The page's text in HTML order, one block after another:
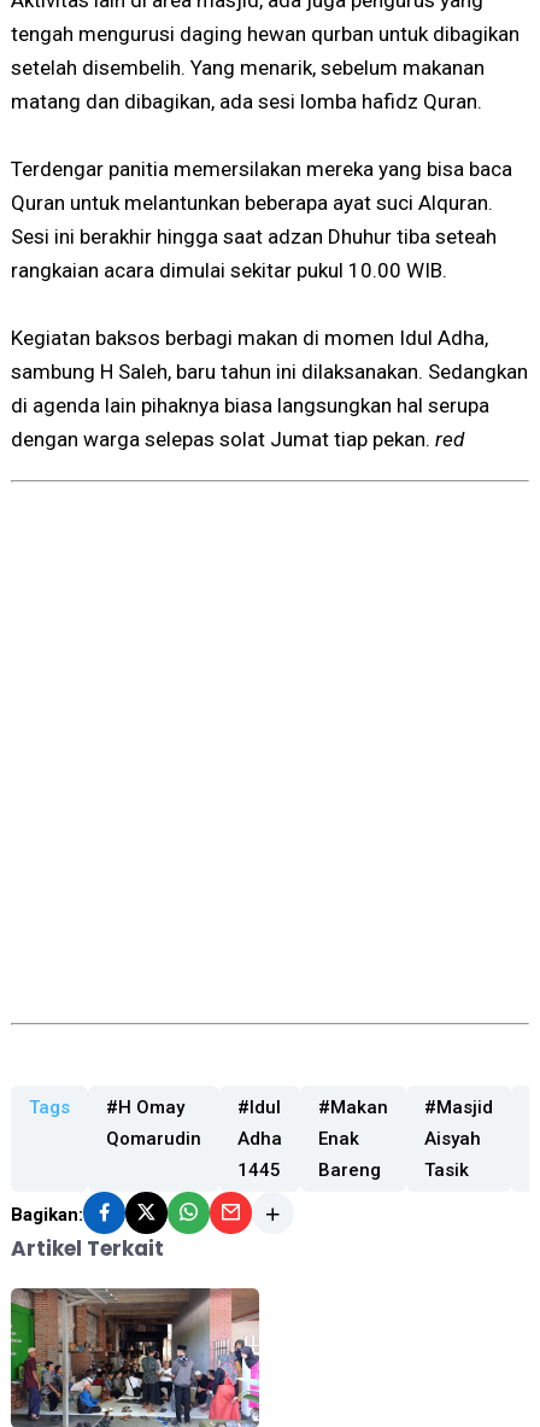
tengah mengurusi daging hewan qurban untuk dibagikan
setelah disembelih. Yang menarik, sebelum makanan
matang dan dibagikan, ada sesi lomba hafidz Quran.
Terdengar panitia memersilakan mereka yang bisa baca
Quran untuk melantunkan beberapa ayat suci Alquran.
Sesi ini berakhir hingga saat adzan Dhuhur tiba seteah
rangkaian acara dimulai sekitar pukul 10.00 WIB.
Kegiatan baksos berbagi makan di momen Idul Adha,
sambung H Saleh, baru tahun ini dilaksanakan. Sedangkan
di agenda lain pihaknya biasa langsungkan hal serupa
dengan warga selepas solat Jumat tiap pekan. red
Tags
#H Omay
Qomarudin
#Idul
Adha
1445
#Makan
Enak
Bareng
#Masjid
Aisyah
Tasik
Bagikan:
Artikel Terkait